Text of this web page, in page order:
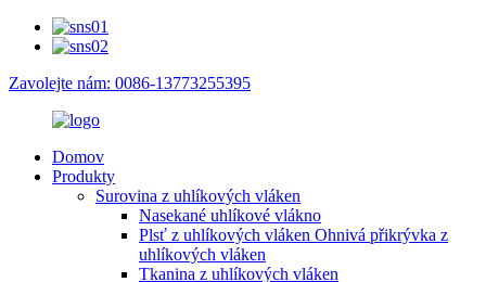
Zavolejte nám: 0086-13773255395
Domov
Produkty
Surovina z uhlíkových vláken
Nasekané uhlíkové vlákno
Plsť z uhlíkových vláken Ohnivá přikrývka z
uhlíkových vláken
Tkanina z uhlíkových vláken